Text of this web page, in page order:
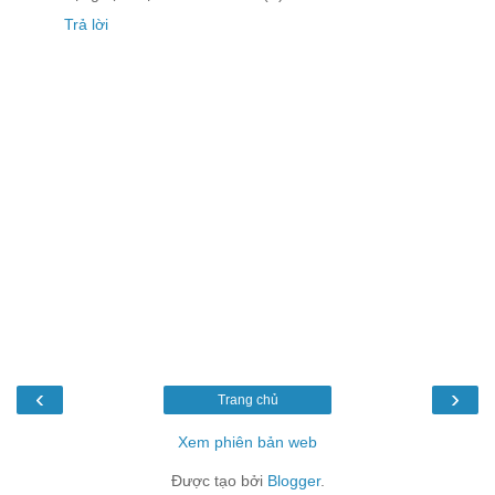
Trả lời
‹ ›
Trang chủ
Xem phiên bản web
Được tạo bởi Blogger.